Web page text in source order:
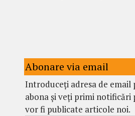
Abonare via email
Introduceți adresa de email
abona și veți primi notificări
vor fi publicate articole noi.